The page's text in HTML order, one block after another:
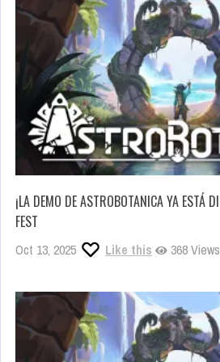
¡LA DEMO DE ASTROBOTANICA YA ESTÁ
FEST
Oct 13, 2025 Like this 368 Views